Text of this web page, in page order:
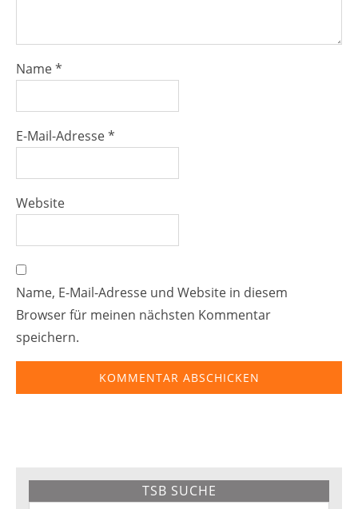
Name*
E-Mail-Adresse*
Website
Name, E-Mail-Adresse und Website in diesem
Browser für meinen nächsten Kommentar
speichern.
Sidebar
TSB SUCHE